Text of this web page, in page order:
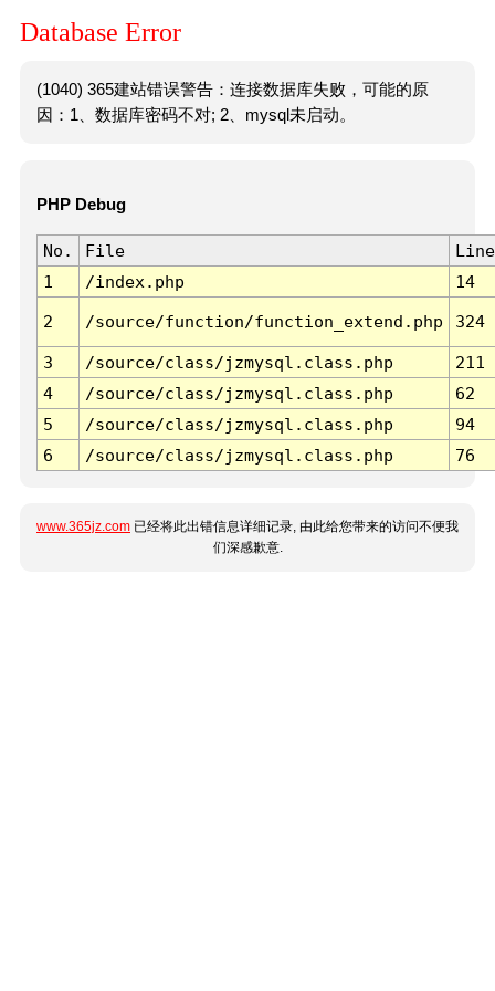
Database Error
(1040) 365建站错误警告：连接数据库失败，可能的原
因：1、数据库密码不对; 2、mysql未启动。
PHP Debug
No. File
Line
1
/index.php 14
2 /source/function/function_extend.php 324
3 /source/class/jzmysql.class.php
211
4
/source/class/jzmysql.class.php
62
5
/source/class/jzmysql.class.php
94
6
/source/class/jzmysql.class.php 76
www.365jz.com 已经将此出错信息详细记录, 由此给您带来的访问不便我
们深感歉意.